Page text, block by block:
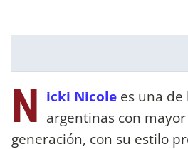
N icki Nicole es una
argentinas con
generación, con su estilo